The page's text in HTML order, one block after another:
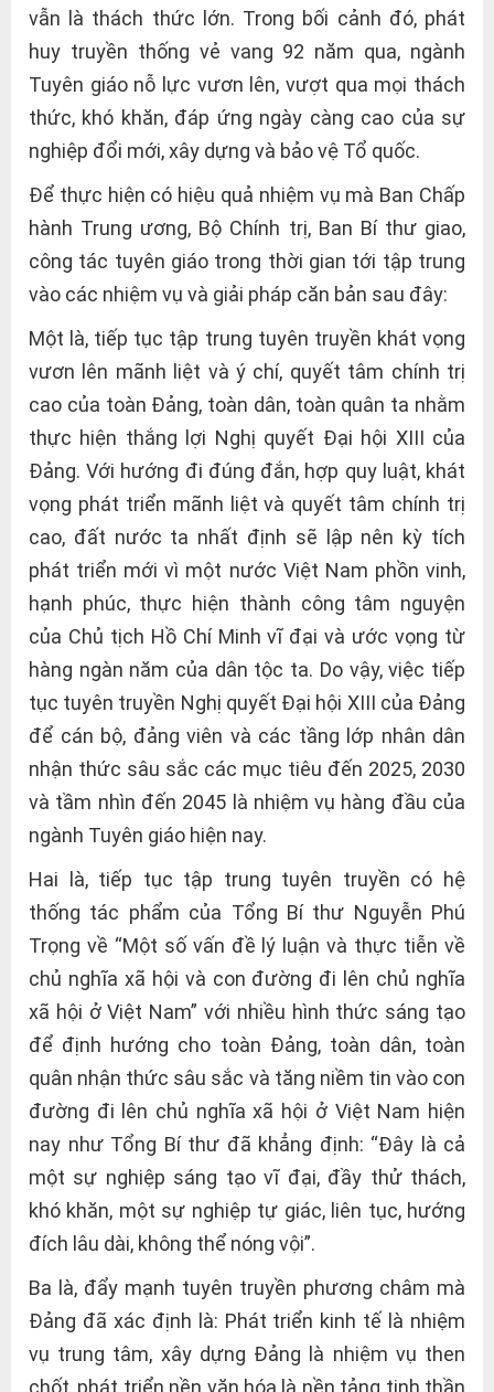
vẫn là thách thức lớn. Trong bối cảnh đó, phát
huy truyền thống vẻ vang 92 năm qua, ngành
Tuyên giáo nỗ lực vươn lên, vượt qua mọi thách
thức, khó khăn, đáp ứng ngày càng cao của sự
nghiệp đổi mới, xây dựng và bảo vệ Tổ quốc.
Để thực hiện có hiệu quả nhiệm vụ mà Ban Chấp
hành Trung ương, Bộ Chính trị, Ban Bí thư giao,
công tác tuyên giáo trong thời gian tới tập trung
vào các nhiệm vụ và giải pháp căn bản sau đây:
Một là, tiếp tục tập trung tuyên truyền khát vọng
vươn lên mãnh liệt và ý chí, quyết tâm chính trị
cao của toàn Đảng, toàn dân, toàn quân ta nhằm
thực hiện thắng lợi Nghị quyết Đại hội XIII của
Đảng. Với hướng đi đúng đắn, hợp quy luật, khát
vọng phát triển mãnh liệt và quyết tâm chính trị
cao, đất nước ta nhất định sẽ lập nên kỳ tích
phát triển mới vì một nước Việt Nam phồn vinh,
hạnh phúc, thực hiện thành công tâm nguyện
của Chủ tịch Hồ Chí Minh vĩ đại và ước vọng từ
hàng ngàn năm của dân tộc ta. Do vậy, việc tiếp
tục tuyên truyền Nghị quyết Đại hội XIII của Đảng
để cán bộ, đảng viên và các tầng lớp nhân dân
nhận thức sâu sắc các mục tiêu đến 2025, 2030
và tầm nhìn đến 2045 là nhiệm vụ hàng đầu của
ngành Tuyên giáo hiện nay.
Hai là, tiếp tục tập trung tuyên truyền có hệ
thống tác phẩm của Tổng Bí thư Nguyễn Phú
Trọng về “Một số vấn đề lý luận và thực tiễn về
chủ nghĩa xã hội và con đường đi lên chủ nghĩa
xã hội ở Việt Nam” với nhiều hình thức sáng tạo
để định hướng cho toàn Đảng, toàn dân, toàn
quân nhận thức sâu sắc và tăng niềm tin vào con
đường đi lên chủ nghĩa xã hội ở Việt Nam hiện
nay như Tổng Bí thư đã khẳng định: “Đây là cả
một sự nghiệp sáng tạo vĩ đại, đầy thử thách,
khó khăn, một sự nghiệp tự giác, liên tục, hướng
đích lâu dài, không thể nóng vội”.
Ba là, đẩy mạnh tuyên truyền phương châm mà
Đảng đã xác định là: Phát triển kinh tế là nhiệm
vụ trung tâm, xây dựng Đảng là nhiệm vụ then